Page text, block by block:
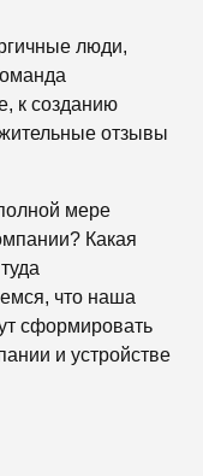
люди,
к созданию
отзывы
мере
Какая
что наша
сформировать
и устройстве